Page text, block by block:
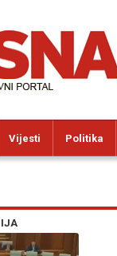
Vijesti Politika